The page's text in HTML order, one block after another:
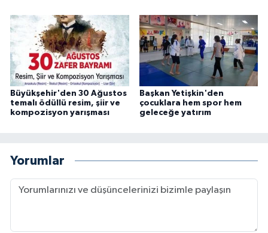
Büyükşehir'den 30 Ağustos
temalı ödüllü resim, şiir ve
kompozisyon yarışması
Başkan Yetişkin'den
çocuklara hem spor hem
geleceğe yatırım
Yorumlar